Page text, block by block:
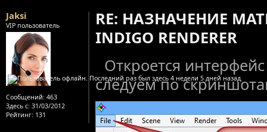
Jaksi
VIP пользователь
Сообщений: 463
Здесь с: 31/03/2012
Рейтинг: 131
RE: НАЗНАЧЕНИЕ
INDIGO RENDERER
Откроется
следуем по